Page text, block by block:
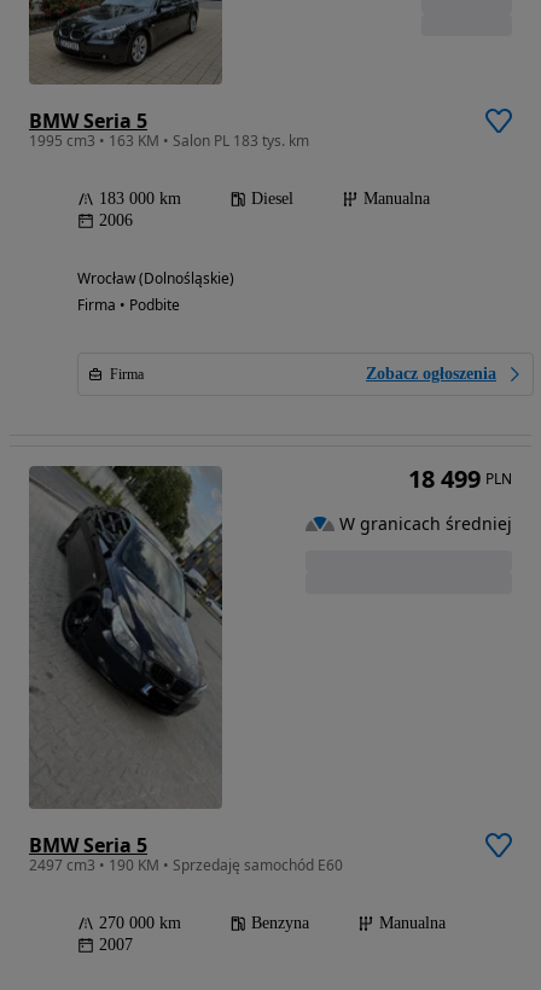
BMW Seria 5
1995 cm3 • 163 KM • Salon PL 183 tys. km
183 000 km Diesel
Manualna
2006
Wrocław (Dolnośląskie)
Firma • Podbite
Firma Zobacz ogłoszenia
BMW Seria 5
2497 cm3 • 190 KM • Sprzedaję samochód E60
270 000 km Benzyna
Manualna
2007
18 499 PLN
W granicach średniej